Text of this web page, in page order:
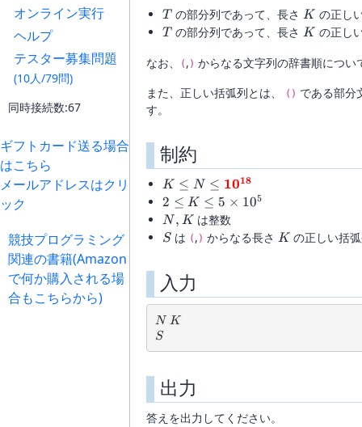
オンライン実行
ヘルプ
テスター募集問題
(10人/79問)
同時接続数:67
ギフトカード送る場合
はこちら
メールアドレスはクリ
ック
競技プログラミング
関連の書籍(Amazon
で何か購入される場
合もこちらから)
T
T の部分列であって、長さK
K の正し
T
T の部分列であって、長さK
K の正し
なお、
( , ) からなる文字列の辞書順につい
また、正しい括弧列とは、
() である部分
す。
制約
K\leq
{10^{18}}}
K ≤ N ≤ 1018
2\leq
K\leq
5\times
2 ≤ K ≤ 5 × 105
N,
K
N , Kは整数
S
Sは ( , ) からなる長さ K
K の正しい括
入力
N\ K
N K
S
S
出力
答えを出力してください。